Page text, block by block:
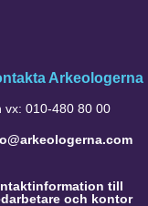
Arkeologerna
vx: 010-480 80 00
till
och kontor